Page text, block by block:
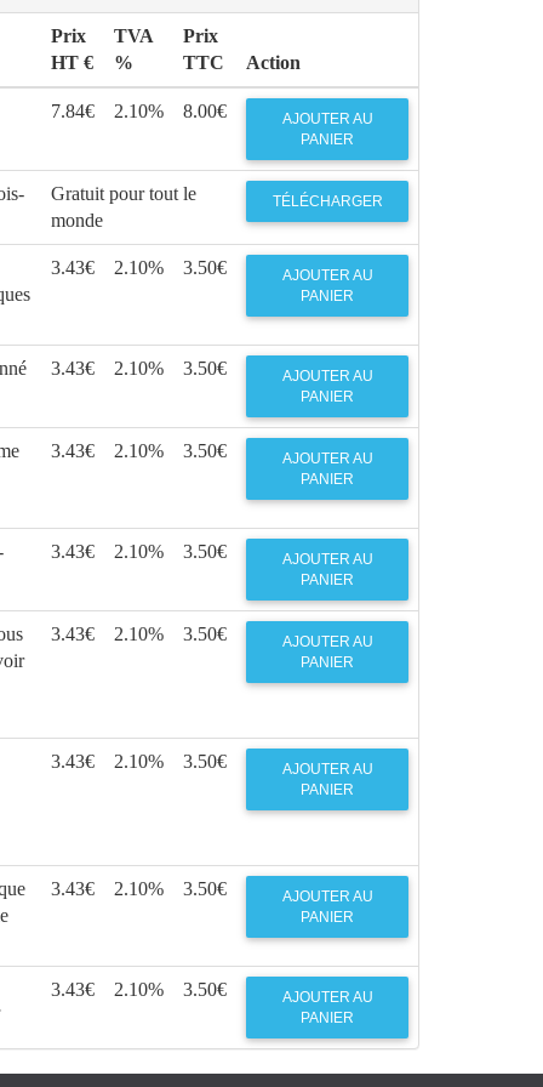
Prix
HT €
TVA
%
Prix
TTC
Action
7.84€ 2.10% 8.00€
AJOUTER AU
PANIER
Gratuit pour tout le
monde
TÉLÉCHARGER
3.43€ 2.10% 3.50€
AJOUTER AU
PANIER
3.43€ 2.10% 3.50€
AJOUTER AU
PANIER
3.43€ 2.10% 3.50€
AJOUTER AU
PANIER
3.43€ 2.10% 3.50€
AJOUTER AU
PANIER
3.43€ 2.10% 3.50€
AJOUTER AU
PANIER
3.43€ 2.10% 3.50€
AJOUTER AU
PANIER
3.43€ 2.10% 3.50€
AJOUTER AU
PANIER
3.43€ 2.10% 3.50€
AJOUTER AU
PANIER